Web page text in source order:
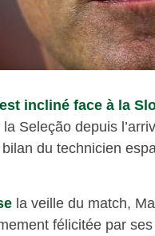
incliné face à la
Seleção depuis
du technicien
la veille du match,
félicitée par